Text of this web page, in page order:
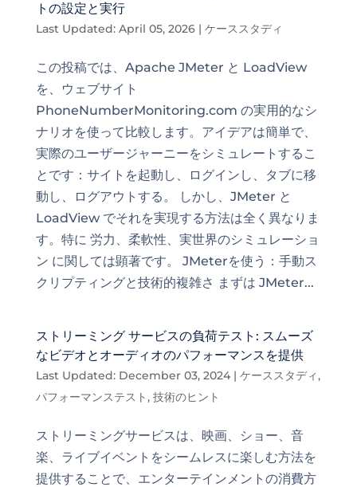
トの設定と実行
Last Updated: April 05, 2026| ケーススタディ
この投稿では、Apache JMeter と LoadView
を、ウェブサイト
PhoneNumberMonitoring.com の実用的なシ
ナリオを使って比較します。アイデアは簡単で、
実際のユーザージャーニーをシミュレートするこ
とです：サイトを起動し、ログインし、タブに移
動し、ログアウトする。 しかし、JMeter と
LoadView でそれを実現する方法は全く異なりま
す。特に 労力、柔軟性、実世界のシミュレーショ
ン に関しては顕著です。 JMeterを使う：手動ス
クリプティングと技術的複雑さ まずは JMeter...
ストリーミング サービスの負荷テスト: スムーズ
なビデオとオーディオのパフォーマンスを提供
Last Updated: December 03, 2024| ケーススタディ,
パフォーマンステスト, 技術のヒント
ストリーミングサービスは、映画、ショー、音
楽、ライブイベントをシームレスに楽しむ方法を
提供することで、エンターテインメントの消費方